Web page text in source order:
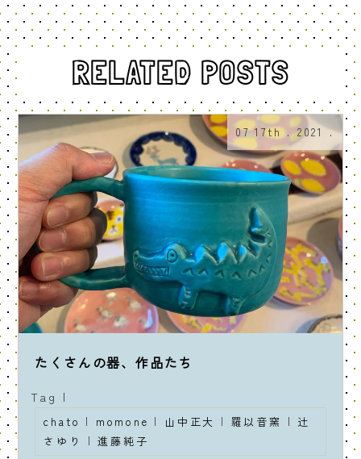
RELATED POSTS
07 17th . 2021 .
たくさんの器、作品たち
Tag |
chato | momone | 山中正大 | 羅以音窯 | 辻
さゆり
|進藤純子